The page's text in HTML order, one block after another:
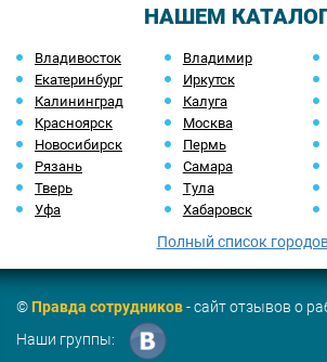
НАШЕМ
Владивосток Владимир
Екатеринбург
Иркутск
Калининград
Калуга
Красноярск
Москва
Новосибирск
Пермь
Рязань
Самара
Тверь
Тула
Уфа
Хабаровск
Полный список
©Правда сотрудников- сайт отзывов о
Наши группы: